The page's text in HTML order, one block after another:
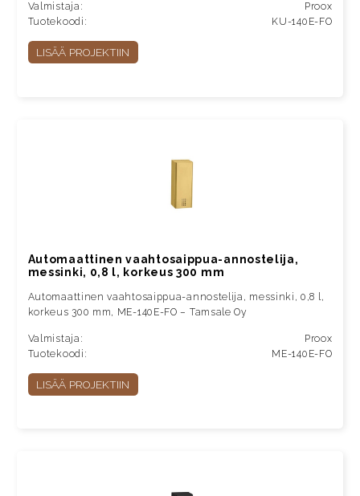
Valmistaja:
Proox
Tuotekoodi:
KU-140E-FO
LISÄÄ PROJEKTIIN
Automaattinen vaahtosaippua-annostelija,
messinki, 0,8 l, korkeus 300 mm
Automaattinen vaahtosaippua-annostelija, messinki, 0,8 l,
korkeus 300 mm, ME-140E-FO – Tamsale Oy
Valmistaja:
Proox
Tuotekoodi:
ME-140E-FO
LISÄÄ PROJEKTIIN